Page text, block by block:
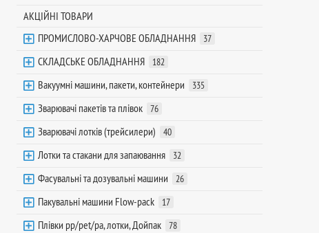
АКЦІЙНІ ТОВАРИ
ПРОМИСЛОВО-ХАРЧОВЕ ОБЛАДНАННЯ
37
СКЛАДСЬКЕ ОБЛАДНАННЯ 182
Вакуумні машини, пакети, контейнери 335
Зварювачі пакетів та плівок 76
Зварювачі лотків (трейсилери) 40
Лотки та стакани для запаювання 32
Фасувальні та дозувальні машини 26
Пакувальні машини Flow-pack 17
Плівки pp/pet/pa, лотки, Дойпак 78